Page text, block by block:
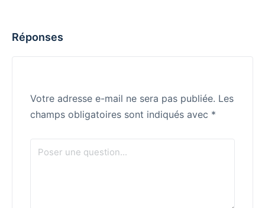
Réponses
Votre adresse e-mail ne sera pas publiée. Les
champs obligatoires sont indiqués avec *